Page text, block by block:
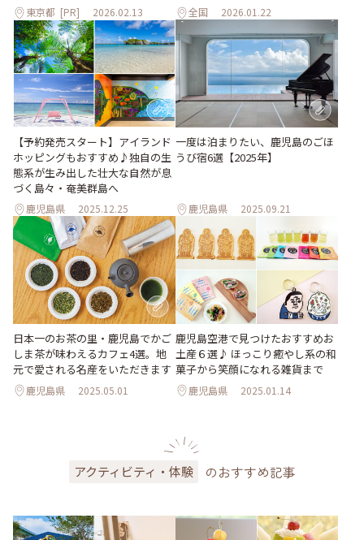
東京都 [PR] 2026.02.13 全国 2026.01.22
【予約発売スタート】アイランド
ホッピングもおすすめ♪独自の生
態系が生み出した壮大な自然が息
づく島々・奄美群島へ
鹿児島県 2025.12.25
一度は泊まりたい、鹿児島のごほ
うび宿6選【2025年】
鹿児島県 2025.09.21
日本一のお茶の里・鹿児島でかご
しま茶が味わえるカフェ4選。地
元で愛される名産をいただきます
鹿児島県 2025.05.01
鹿児島空港で見つけたおすすめお
土産６選♪ ほっこり癒やし系の和
菓子から笑顔になれる雑貨まで
鹿児島県 2025.01.14
アクティビティ・体験 のおすすめ記事